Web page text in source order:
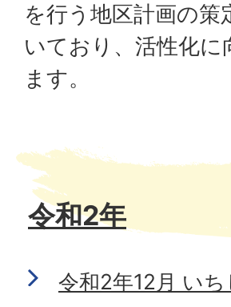
を行う地区計画の
いており、活性化
ます。
令和2年
令和2年12月 い